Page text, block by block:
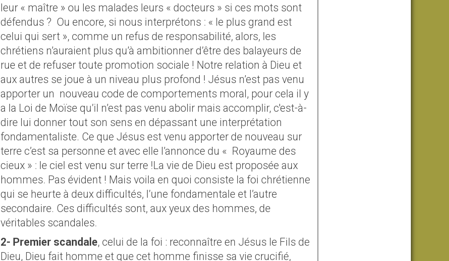
leur « maître » ou les malades leurs « docteurs » si ces mots sont
défendus ? Ou encore, si nous interprétons : « le plus grand est
celui qui sert », comme un refus de responsabilité, alors, les
chrétiens n’auraient plus qu’à ambitionner d’être des balayeurs de
rue et de refuser toute promotion sociale ! Notre relation à Dieu et
aux autres se joue à un niveau plus profond ! Jésus n’est pas venu
apporter un nouveau code de comportements moral, pour cela il y
a la Loi de Moïse qu’il n’est pas venu abolir mais accomplir, c'est-à-
dire lui donner tout son sens en dépassant une interprétation
fondamentaliste. Ce que Jésus est venu apporter de nouveau sur
terre c’est sa personne et avec elle l’annonce du « Royaume des
cieux » : le ciel est venu sur terre !La vie de Dieu est proposée aux
hommes. Pas évident ! Mais voila en quoi consiste la foi chrétienne
qui se heurte à deux difficultés, l’une fondamentale et l’autre
secondaire. Ces difficultés sont, aux yeux des hommes, de
véritables scandales.
2- Premier scandale, celui de la foi : reconnaître en Jésus le Fils de
Dieu, Dieu fait homme et que cet homme finisse sa vie crucifié,